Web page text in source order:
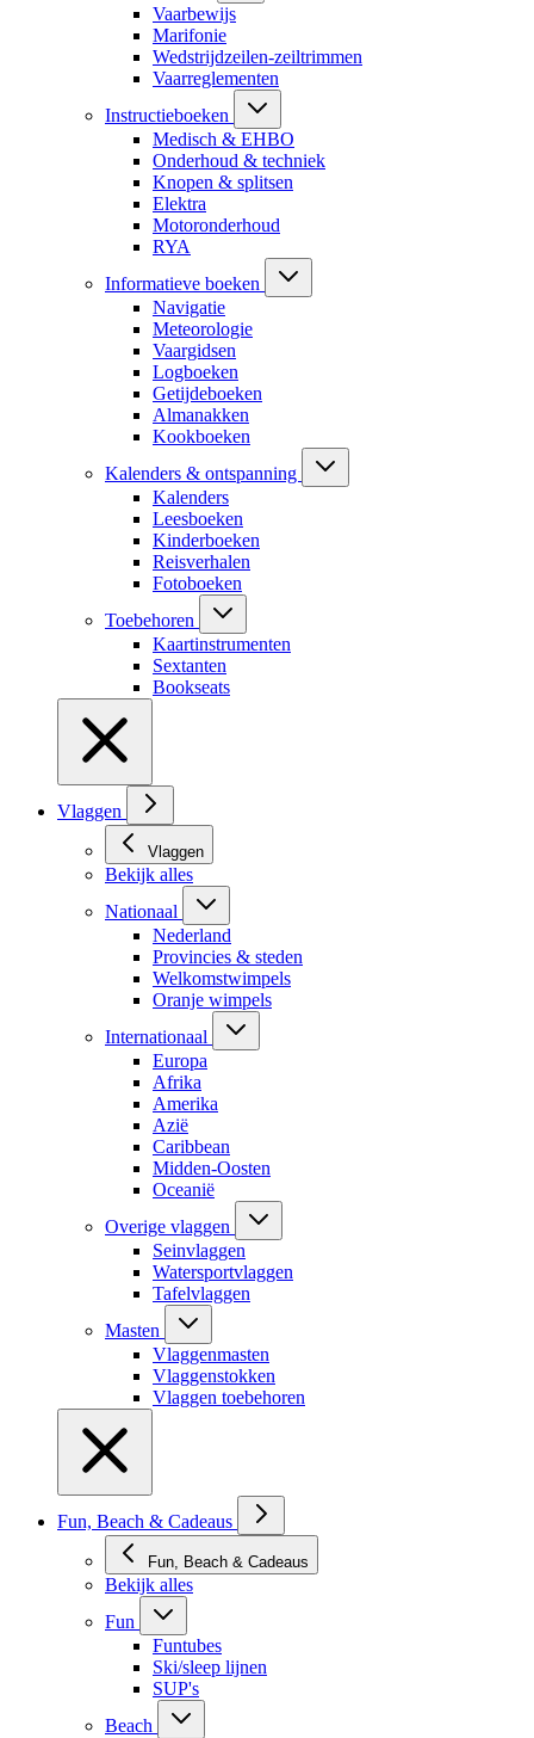
Vaarbewijs
Marifonie
Wedstrijdzeilen-zeiltrimmen
Vaarreglementen
Instructieboeken
Medisch & EHBO
Onderhoud & techniek
Knopen & splitsen
Elektra
Motoronderhoud
RYA
Informatieve boeken
Navigatie
Meteorologie
Vaargidsen
Logboeken
Getijdeboeken
Almanakken
Kookboeken
Kalenders & ontspanning
Kalenders
Leesboeken
Kinderboeken
Reisverhalen
Fotoboeken
Toebehoren
Kaartinstrumenten
Sextanten
Bookseats
Vlaggen
Vlaggen
Bekijk alles
Nationaal
Nederland
Provincies & steden
Welkomstwimpels
Oranje wimpels
Internationaal
Europa
Afrika
Amerika
Azië
Caribbean
Midden-Oosten
Oceanië
Overige vlaggen
Seinvlaggen
Watersportvlaggen
Tafelvlaggen
Masten
Vlaggenmasten
Vlaggenstokken
Vlaggen toebehoren
Fun, Beach & Cadeaus
Fun, Beach & Cadeaus
Bekijk alles
Fun
Funtubes
Ski/sleep lijnen
SUP's
Beach